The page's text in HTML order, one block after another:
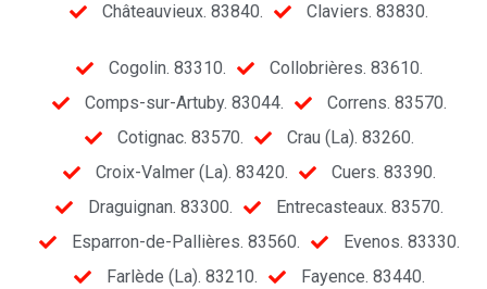
Châteauvieux. 83840.
Claviers. 83830.
Cogolin. 83310.
Collobrières. 83610.
Comps-sur-Artuby. 83044.
Correns. 83570.
Cotignac. 83570.
Crau (La). 83260.
Croix-Valmer (La). 83420.
Cuers. 83390.
Draguignan. 83300.
Entrecasteaux. 83570.
Esparron-de-Pallières. 83560.
Evenos. 83330.
Farlède (La). 83210.
Fayence. 83440.